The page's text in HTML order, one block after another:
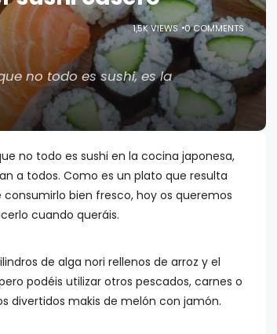
1,5K VIEWS 0 COMMENTS
no todo es sushi, es la
no todo es sushi en la cocina japonesa,
a todos. Como es un plato que resulta
bien fresco, hoy os queremos
cuando queráis.
de alga nori rellenos de arroz y el
podéis utilizar otros pescados, carnes o
divertidos makis de melón con jamón.